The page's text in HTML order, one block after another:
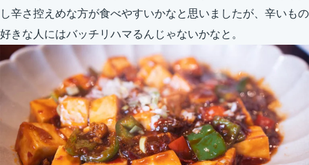
し辛さ控えめな方が食べやすいかなと思いましたが、辛いもの
好きな人にはバッチリハマるんじゃないかなと。